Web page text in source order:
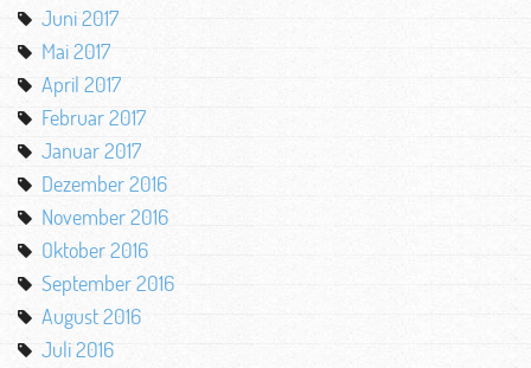
Juni 2017
Mai 2017
April 2017
Februar 2017
Januar 2017
Dezember 2016
November 2016
Oktober 2016
September 2016
August 2016
Juli 2016